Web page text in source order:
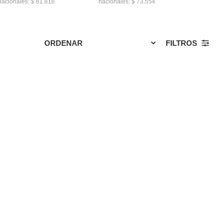
$ 81.818
nacionales: $ 73.554
FILTROS